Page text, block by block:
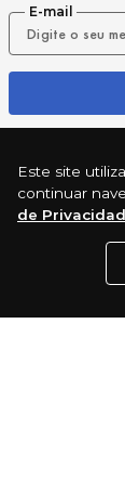
Este site
continuar
de
E-mail